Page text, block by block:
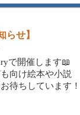
らせ】
で開催します📖
向け絵本や小説
待ちしています！